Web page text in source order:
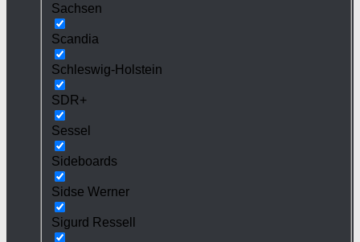
Sachsen
Scandia
Schleswig-Holstein
SDR+
Sessel
Sideboards
Sidse Werner
Sigurd Ressell